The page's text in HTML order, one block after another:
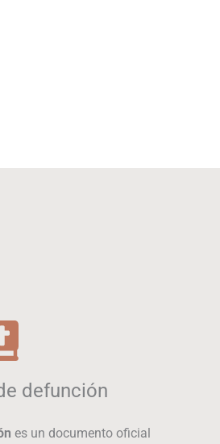
defunción
es un documento oficial